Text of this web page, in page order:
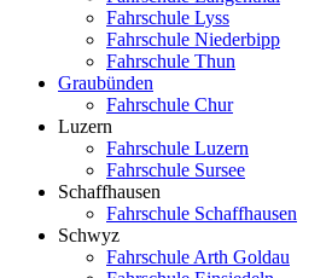
Fahrschule Lyss
Fahrschule Niederbipp
Fahrschule Thun
Graubünden
Fahrschule Chur
Luzern
Fahrschule Luzern
Fahrschule Sursee
Schaffhausen
Fahrschule Schaffhausen
Schwyz
Fahrschule Arth Goldau